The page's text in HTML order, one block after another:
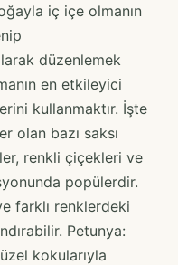
iç içe olmanın
düzenlemek
en etkileyici
kullanmaktır. İşte
olan bazı saksı
renkli çiçekleri ve
popülerdir.
farklı renklerdeki
Petunya:
kokularıyla